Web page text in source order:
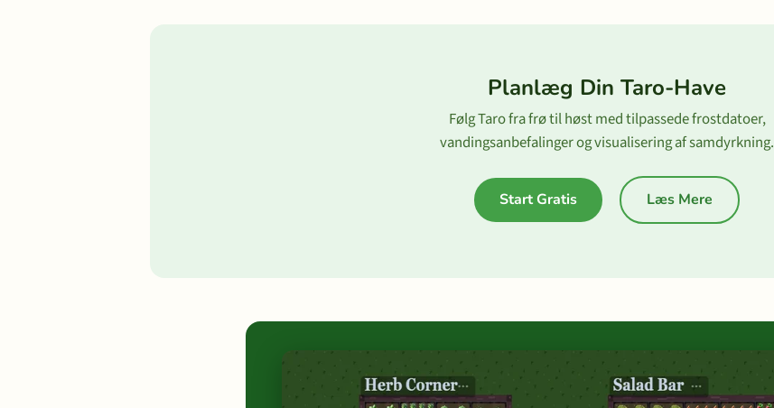
Planlæg Din Taro-Have
Følg Taro fra frø til høst med tilpassede frostdatoer,
vandingsanbefalinger og visualisering af samdyrkning.
Start Gratis Læs Mere